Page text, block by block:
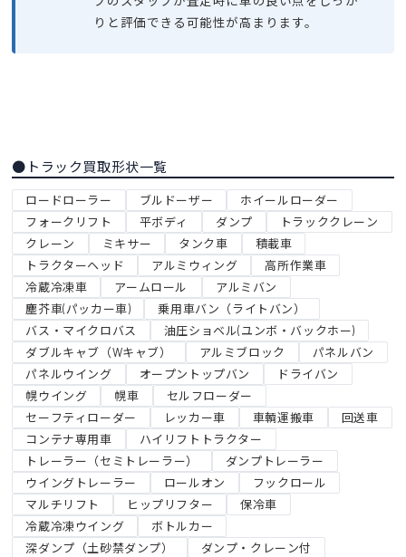
りと評価できる可能性が高まります。
●トラック買取形状一覧
ロードローラー ブルドーザー
ホイールローダー
フォークリフト
平ボディ ダンプ
トラッククレーン
クレーン
ミキサー タンク車
積載車
トラクターヘッド
アルミウィング
高所作業車
冷蔵冷凍車
アームロール
アルミバン
塵芥車(パッカー車)
乗用車バン（ライトバン）
バス・マイクロバス
油圧ショベル(ユンボ・バックホー)
ダブルキャブ（Wキャブ）
アルミブロック
パネルバン
パネルウイング
オープントップバン
ドライバン
幌ウイング
幌車
セルフローダー
セーフティローダー
レッカー車 車輌運搬車
回送車
コンテナ専用車
ハイリフトトラクター
トレーラー（セミトレーラー）
ダンプトレーラー
ウイングトレーラー
ロールオン
フックロール
マルチリフト
ヒップリフター
保冷車
冷蔵冷凍ウイング
ボトルカー
深ダンプ（土砂禁ダンプ）
ダンプ・クレーン付